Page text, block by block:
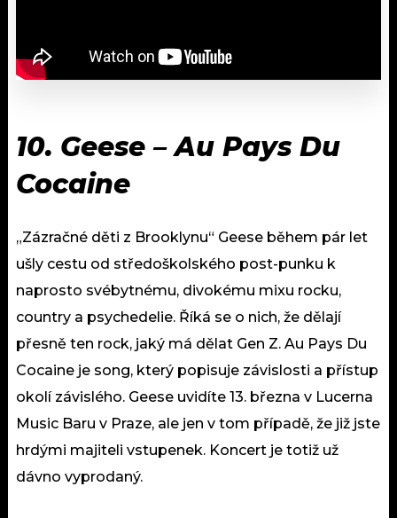
10. Geese – Au Pays Du
Cocaine
„Zázračné děti z Brooklynu“ Geese během pár let
ušly cestu od středoškolského post-punku k
naprosto svébytnému, divokému mixu rocku,
country a psychedelie. Říká se o nich, že dělají
přesně ten rock, jaký má dělat Gen Z. Au Pays Du
Cocaine je song, který popisuje závislosti a přístup
okolí závislého. Geese uvidíte 13. března v Lucerna
Music Baru v Praze, ale jen v tom případě, že již jste
hrdými majiteli vstupenek. Koncert je totiž už
dávno vyprodaný.